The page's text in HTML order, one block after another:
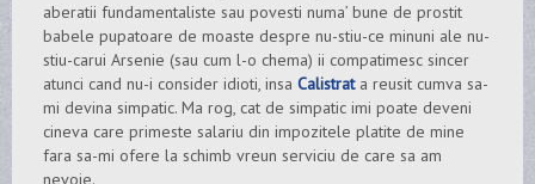
aberatii fundamentaliste sau povesti numa’ bune de prostit
babele pupatoare de moaste despre nu-stiu-ce minuni ale nu-
stiu-carui Arsenie (sau cum l-o chema) ii compatimesc sincer
atunci cand nu-i consider idioti, insa Calistrata reusit cumva sa-
mi devina simpatic. Ma rog, cat de simpatic imi poate deveni
cineva care primeste salariu din impozitele platite de mine
fara sa-mi ofere la schimb vreun serviciu de care sa am
nevoie.